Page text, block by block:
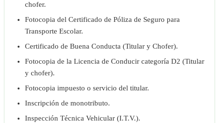
chofer.
Fotocopia del Certificado de Póliza de Seguro para
Transporte Escolar.
Certificado de Buena Conducta (Titular y Chofer).
Fotocopia de la Licencia de Conducir categoría D2 (Titular
y chofer).
Fotocopia impuesto o servicio del titular.
Inscripción de monotributo.
Inspección Técnica Vehicular (I.T.V.).